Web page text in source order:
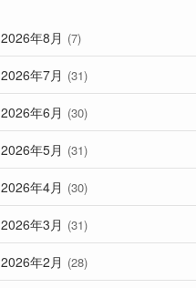
(248)
2026年8月 (7)
2026年7月 (31)
2026年6月 (30)
2026年5月 (31)
2026年4月 (30)
2026年3月 (31)
2026年2月 (28)